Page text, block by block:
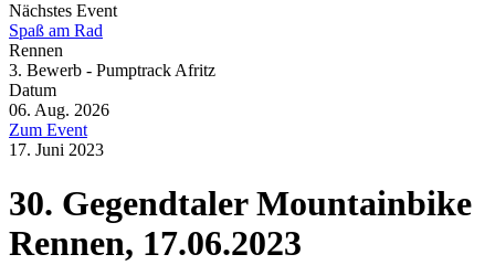
Nächstes Event
Spaß am Rad
Rennen
3. Bewerb - Pumptrack Afritz
Datum
06. Aug. 2026
Zum Event
17. Juni 2023
30. Gegendtaler Mountainbike
Rennen, 17.06.2023